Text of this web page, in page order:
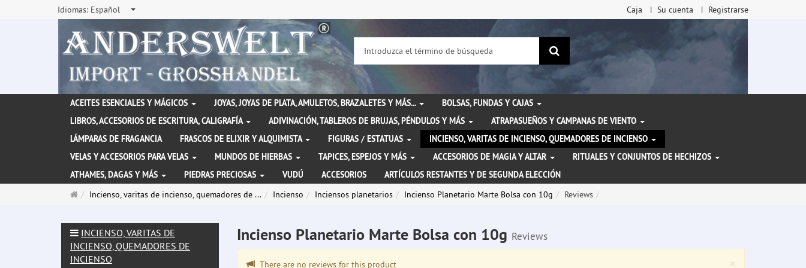
Idiomas: Español Caja Su cuenta Registrarse
Buscar
ACEITES ESENCIALES Y MÁGICOS JOYAS, JOYAS DE PLATA, AMULETOS, BRAZALETES Y MÁS...
BOLSAS, FUNDAS Y CAJAS
LIBROS, ACCESORIOS DE ESCRITURA, CALIGRAFÍA
ADIVINACIÓN, TABLEROS DE BRUJAS, PÉNDULOS Y MÁS
ATRAPASUEÑOS Y CAMPANAS DE VIENTO
LÁMPARAS DE FRAGANCIA
FRASCOS DE ELIXIR Y ALQUIMISTA FIGURAS / ESTATUAS
INCIENSO, VARITAS DE INCIENSO, QUEMADORES DE INCIENSO
VELAS Y ACCESORIOS PARA VELAS
MUNDOS DE HIERBAS TAPICES, ESPEJOS Y MÁS ACCESORIOS DE MAGIA Y ALTAR
RITUALES Y CONJUNTOS DE HECHIZOS
ATHAMES, DAGAS Y MÁS
PIEDRAS PRECIOSAS VUDÚ ACCESORIOS
ARTÍCULOS RESTANTES Y DE SEGUNDA ELECCIÓN
PáginaIncienso, varitas de incienso, quemadores de ... Incienso Inciensos planetarios Incienso Planetario Marte Bolsa con 10g Reviews
Incienso Planetario Marte Bolsa con 10g Reviews
×
There are no reviews for this product
INCIENSO, VARITAS DE
INCIENSO, QUEMADORES DE
INCIENSO